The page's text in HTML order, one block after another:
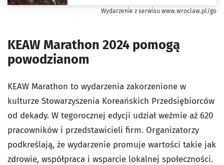
Wydarzenie z serwisu www.wroclaw.pl/go
KEAW Marathon 2024 pomogą
powodzianom
KEAW Marathon to wydarzenia zakorzenione w
kulturze Stowarzyszenia Koreańskich Przedsiębiorców
od dekady. W tegorocznej edycji udział weźmie aż 620
pracowników i przedstawicieli firm. Organizatorzy
podkreślają, że wydarzenie promuje wartości takie jak
zdrowie, współpraca i wsparcie lokalnej społeczności.